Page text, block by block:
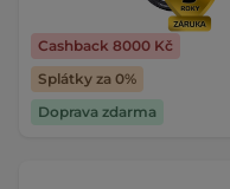
Cashback 8000 Kč
Splátky za 0%
Doprava zdarma